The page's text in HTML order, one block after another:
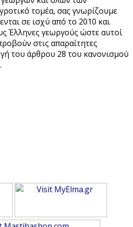
τομέα, σας γνωρίζουμε
σε ισχύ από το 2010 και
Έλληνες γεωργούς ώστε αυτοί
στις απαραίτητες
του άρθρου 28 του κανονισμού